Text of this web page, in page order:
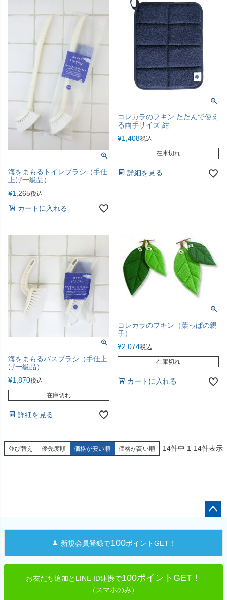
海をまもるトイレブラシ（手仕
上げ一級品）
¥1,265税込
カートに入れる
コレカラのフキン たたんで使え
る両手サイズ 紺
¥1,408税込
在庫切れ
詳細を見る
海をまもるバスブラシ（手仕上
げ一級品）
¥1,870税込
在庫切れ
詳細を見る
コレカラのフキン（葉っぱの親
子）
¥2,074税込
在庫切れ
カートに入れる
並び替え 優先度順 価格が安い順 価格が高い順 14件中 1-14件表示
へ
新規会員登録で100ポイントGET！
お友だち追加とLINE ID連携で100ポイントGET！
（スマホのみ）